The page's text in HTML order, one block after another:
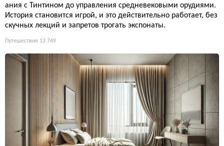
ания с Тинтином до управления средневековыми орудиями.
История становится игрой, и это действительно работает, без
скучных лекций и запретов трогать экспонаты.
Путешествия 13 749